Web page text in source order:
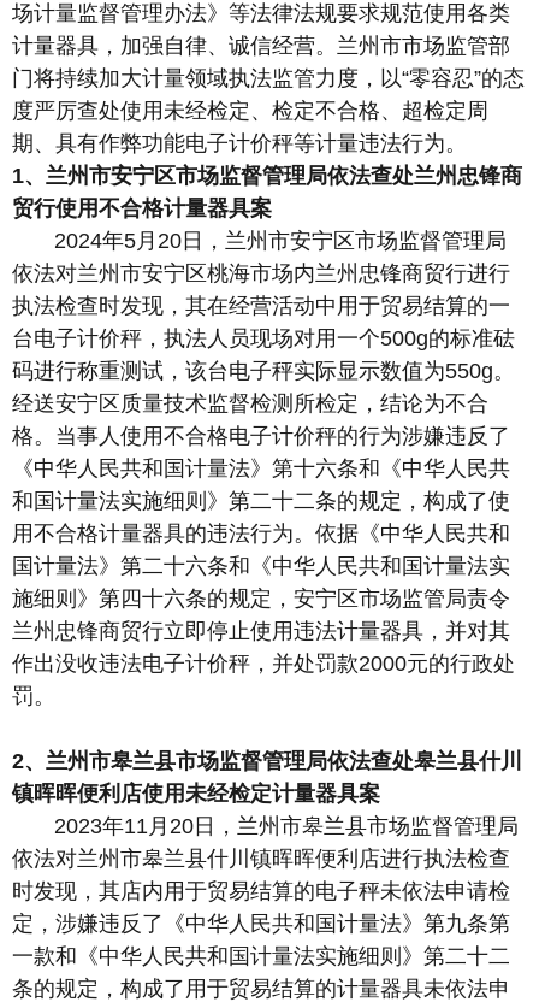
场计量监督管理办法》等法律法规要求规范使用各类
计量器具，加强自律、诚信经营。兰州市市场监管部
门将持续加大计量领域执法监管力度，以“零容忍”的态
度严厉查处使用未经检定、检定不合格、超检定周
期、具有作弊功能电子计价秤等计量违法行为。
1、兰州市安宁区市场监督管理局依法查处兰州忠锋商
贸行使用不合格计量器具案
2024年5月20日，兰州市安宁区市场监督管理局
依法对兰州市安宁区桃海市场内兰州忠锋商贸行进行
执法检查时发现，其在经营活动中用于贸易结算的一
台电子计价秤，执法人员现场对用一个500g的标准砝
码进行称重测试，该台电子秤实际显示数值为550g。
经送安宁区质量技术监督检测所检定，结论为不合
格。当事人使用不合格电子计价秤的行为涉嫌违反了
《中华人民共和国计量法》第十六条和《中华人民共
和国计量法实施细则》第二十二条的规定，构成了使
用不合格计量器具的违法行为。依据《中华人民共和
国计量法》第二十六条和《中华人民共和国计量法实
施细则》第四十六条的规定，安宁区市场监管局责令
兰州忠锋商贸行立即停止使用违法计量器具，并对其
作出没收违法电子计价秤，并处罚款2000元的行政处
罚。
2、兰州市皋兰县市场监督管理局依法查处皋兰县什川
镇晖晖便利店使用未经检定计量器具案
2023年11月20日，兰州市皋兰县市场监督管理局
依法对兰州市皋兰县什川镇晖晖便利店进行执法检查
时发现，其店内用于贸易结算的电子秤未依法申请检
定，涉嫌违反了《中华人民共和国计量法》第九条第
一款和《中华人民共和国计量法实施细则》第二十二
条的规定，构成了用于贸易结算的计量器具未依法申